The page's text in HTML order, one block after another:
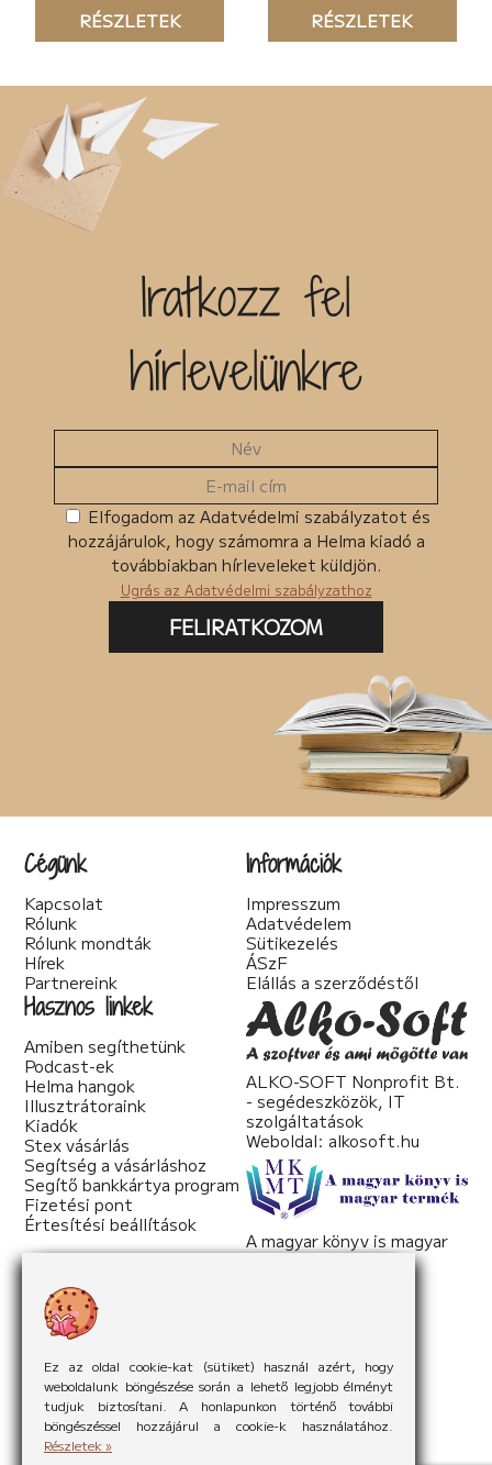
Ez az oldal cookie-kat (sütiket) használ azért, hogy
weboldalunk böngészése során a lehető legjobb élményt
tudjuk biztosítani. A honlapunkon történő további
böngészéssel hozzájárul a cookie-k használatához.
Részletek »
RÉSZLETEK
RÉSZLETEK
Iratkozz fel
hírlevelünkre
Elfogadom az Adatvédelmi szabályzatot és
hozzájárulok, hogy számomra a Helma kiadó a
továbbiakban hírleveleket küldjön.
Ugrás az Adatvédelmi szabályzathoz
FELIRATKOZOM
Cégünk
Kapcsolat
Rólunk
Rólunk mondták
Hírek
Partnereink
Információk
Impresszum
Adatvédelem
Sütikezelés
ÁSzF
Elállás a szerződéstől
Hasznos linkek
Amiben segíthetünk
Podcast-ek
Helma hangok
Illusztrátoraink
Kiadók
Stex vásárlás
Segítség a vásárláshoz
Segítő bankkártya program
Fizetési pont
Értesítési beállítások
ALKO-SOFT Nonprofit Bt.
- segédeszközök, IT
szolgáltatások
Weboldal: alkosoft.hu
A magyar könyv is magyar
termék